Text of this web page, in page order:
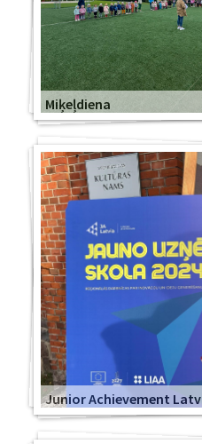
Miķeļdiena
Junior Achievement